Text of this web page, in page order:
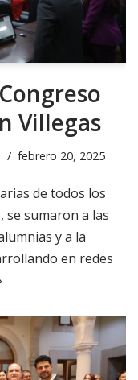
Villegas
febrero 20, 2025
de todos los
se sumaron a las
y a la
en redes